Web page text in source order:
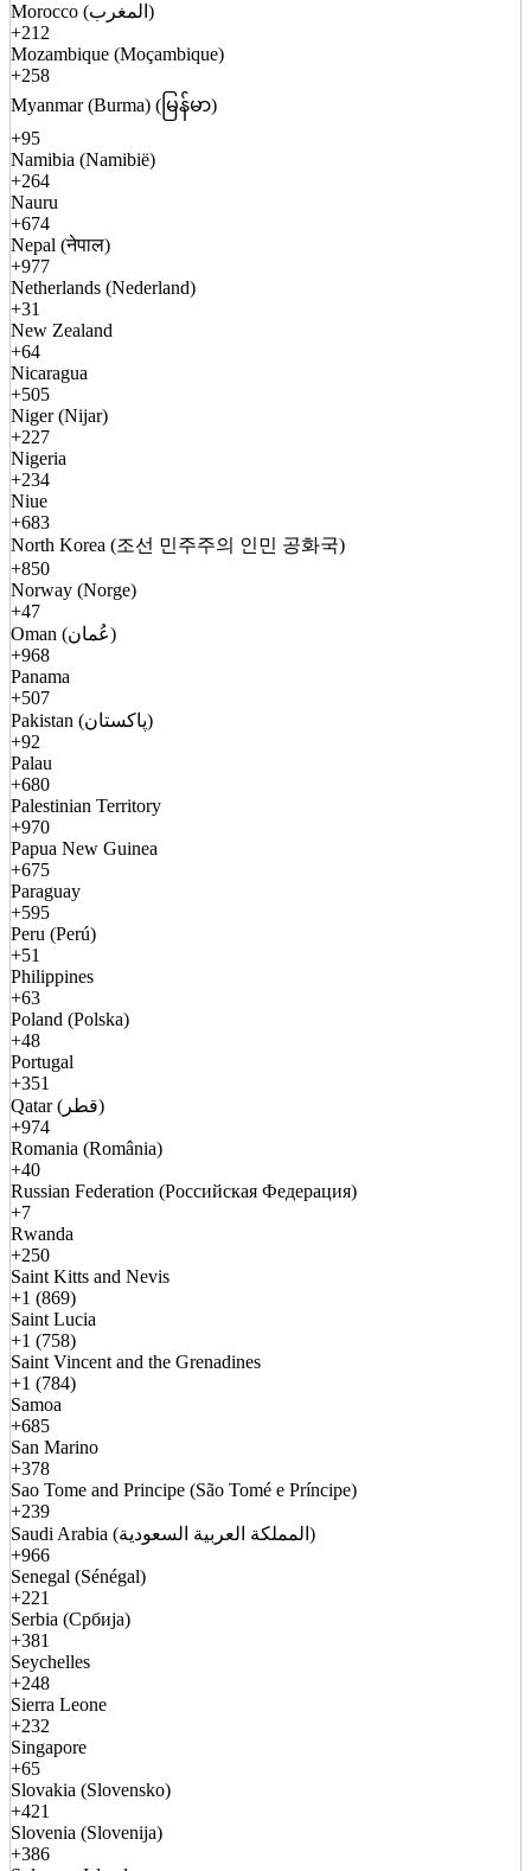
Morocco (المغرب)
+212
Mozambique (Moçambique)
+258
Myanmar (Burma) (မြန်မာ)
+95
Namibia (Namibië)
+264
Nauru
+674
Nepal (नेपाल)
+977
Netherlands (Nederland)
+31
New Zealand
+64
Nicaragua
+505
Niger (Nijar)
+227
Nigeria
+234
Niue
+683
North Korea (조선 민주주의 인민 공화국)
+850
Norway (Norge)
+47
Oman (عُمان)
+968
Panama
+507
Pakistan (پاکستان)
+92
Palau
+680
Palestinian Territory
+970
Papua New Guinea
+675
Paraguay
+595
Peru (Perú)
+51
Philippines
+63
Poland (Polska)
+48
Portugal
+351
Qatar (قطر)
+974
Romania (România)
+40
Russian Federation (Российская Федерация)
+7
Rwanda
+250
Saint Kitts and Nevis
+1 (869)
Saint Lucia
+1 (758)
Saint Vincent and the Grenadines
+1 (784)
Samoa
+685
San Marino
+378
Sao Tome and Principe (São Tomé e Príncipe)
+239
Saudi Arabia (المملكة العربية السعودية)
+966
Senegal (Sénégal)
+221
Serbia (Србија)
+381
Seychelles
+248
Sierra Leone
+232
Singapore
+65
Slovakia (Slovensko)
+421
Slovenia (Slovenija)
+386